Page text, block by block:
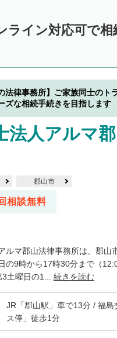
ライン対応可で相
法律事務所】ご家族同士のト
ズな相続手続きを目指します
法人アルマ
郡山市
相談無料
ルマ郡山法律事務所は、郡山
の9時から17時30分まで（
3土曜日の1... 続きを読む
JR「郡山駅」車で13分 / 福島
ス停」徒歩1分